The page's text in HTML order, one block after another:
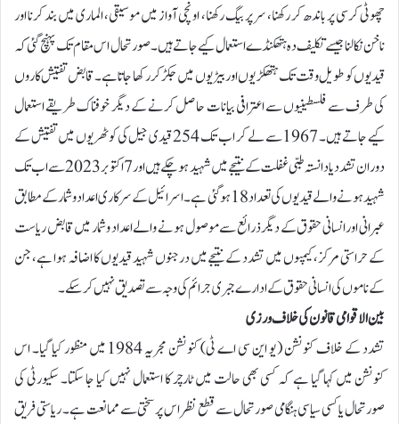
چھوٹی کرسی پر باندھ کر رکھنا، سر پر بیگ رکھنا، اونچی آواز میں موسیقی، الماری میں بند کرنا اور
ناخن نکالنا جیسے تکلیف دہ ہتھکنڈے استعمال کیے جاتے ہیں۔ صورتحال اس مقام تک پہنچ گئی کہ
قیدیوں کو طویل وقت تک ہتھکڑیوں اور بیڑیوں میں جکڑ کررکھا جاتا ہے۔ قابض تفتیش کاروں
کی طرف سے فلسطینیوں سے اعترافی بیانات حاصل کرنے کے دیگر خوفناک طریقے استعمال
کیے جاتے ہیں۔ 1967 سے لے کر اب تک 254 قیدی جیل کی کوٹھریوں میں تفتیش کے
دوران تشدد یا دانستہ طبی غفلت کے نتیجے میں شہید ہوچکے ہیں اور 7 اکتوبر 2023 سے اب تک
شہید ہونے والے قیدیوں کی تعداد 18 ہوگئی ہے۔اسرائیل کے سرکاری اعداد و شمار کے مطابق
عبرانی اور انسانی حقوق کے دیگر ذرائع سے موصول ہونے والے اعداد و شمار میں قابض ریاست
کے حراستی مرکز، کیمپوں میں تشدد کے نتیجے میں درجنوں شہید قیدیوں کا اضافہ ہوا ہے، جن
کے ناموں کی انسانی حقوق کے ادارے جبری جرائم کی وجہ سے تصدیق نہیں کر سکے۔
بین الاقوامی قانون کی خلاف ورزی
تشدد کے خلاف کنونشن ( یو این سی اے ٹی) کنونشن مجریہ 1984 میں منظور کیا گیا۔ اس
کنونشن میں کہا گیا ہے کہ کسی بھی حالت میں ٹارچر کا استعمال نہیں کیا جا سکتا۔ سکیورٹی کی
صورتحال یا کسی سیاسی ہنگامی صورتحال سے قطع نظر اس پر سختی سے ممانعت ہے۔ ریاستی فریق